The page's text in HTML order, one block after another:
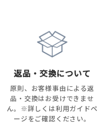
返品・交換について
原則、お客様事由による返
品・交換はお受けできませ
ん。※詳しくは利用ガイドペ
ージをご確認ください。